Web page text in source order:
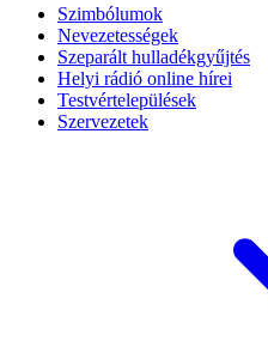
Szimbólumok
Nevezetességek
Szeparált hulladékgyűjtés
Helyi rádió online hírei
Testvértelepülések
Szervezetek